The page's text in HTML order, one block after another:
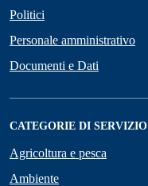
Politici
Personale amministrativo
Documenti e Dati
CATEGORIE DI SERVIZIO
Agricoltura e pesca
Ambiente